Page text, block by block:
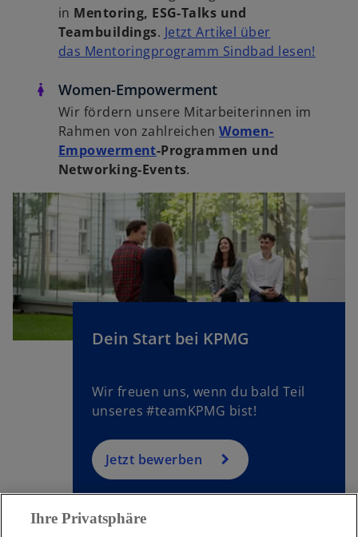
in Mentoring, ESG-Talks und
Teambuildings. Jetzt Artikel über
das Mentoringprogramm Sindbad lesen!
Women-Empowerment
Wir fördern unsere Mitarbeiterinnen im
Rahmen von zahlreichenWomen-
Empowerment-Programmen und
Networking-Events.
Dein Start bei KPMG
Wir freuen uns, wenn du bald Teil
unseres #teamKPMG bist!
Jetzt bewerben
w
ir
d
n
e
r
e
e
n
R
e
g
is
t
e
Ihre Privatsphäre